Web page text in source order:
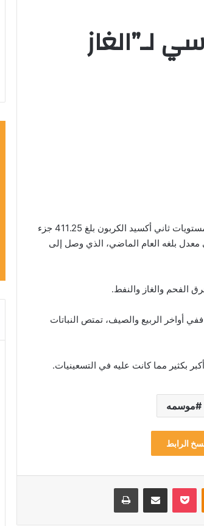
وقالت الإدارة الوطنية للمحيطات والغلاف الجوي، الخميس، أن متوسط مستويات ثاني أكسيد الكربون بلغ 411.25 جزء
بلغه العام الماضي، الذي وصل إلى
الفحم والغاز والنفط.
أواخر الربيع والصيف، تمتص النباتات
بكثير مما كانت عليه في التسعينيات.
موسمه
الرابط